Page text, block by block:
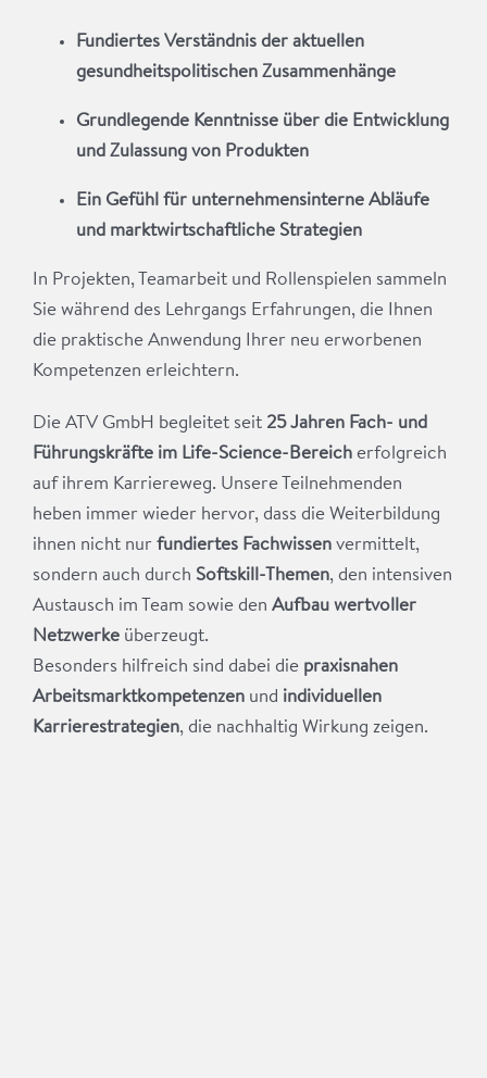
Fundiertes Verständnis der aktuellen
gesundheitspolitischen Zusammenhänge
Grundlegende Kenntnisse über die Entwicklung
und Zulassung von Produkten
Ein Gefühl für unternehmensinterne Abläufe
und marktwirtschaftliche Strategien
In Projekten, Teamarbeit und Rollenspielen sammeln
Sie während des Lehrgangs Erfahrungen, die Ihnen
die praktische Anwendung Ihrer neu erworbenen
Kompetenzen erleichtern.
Die ATV GmbH begleitet seit 25 Jahren Fach- und
Führungskräfte im Life-Science-Bereicherfolgreich
auf ihrem Karriereweg. Unsere Teilnehmenden
heben immer wieder hervor, dass die Weiterbildung
ihnen nicht nur fundiertes Fachwissenvermittelt,
sondern auch durch Softskill-Themen, den intensiven
Austausch im Team sowie den Aufbau wertvoller
Netzwerkeüberzeugt.
Besonders hilfreich sind dabei die praxisnahen
Arbeitsmarktkompetenzenund individuellen
Karrierestrategien, die nachhaltig Wirkung zeigen.